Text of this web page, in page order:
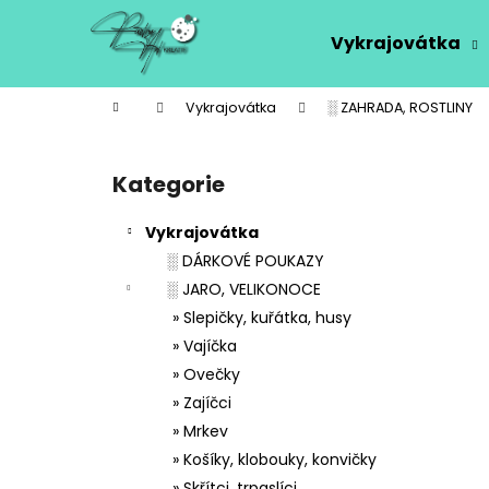
Vykrajovátka
Domů Vykrajovátka ░ ZAHRADA, ROSTLINY
Přeskočit
kategorie
Kategorie
Vykrajovátka
░ DÁRKOVÉ POUKAZY
░ JARO, VELIKONOCE
» Slepičky, kuřátka, husy
» Vajíčka
» Ovečky
» Zajíčci
» Mrkev
» Košíky, klobouky, konvičky
í
Zpět
do
Zpět
do